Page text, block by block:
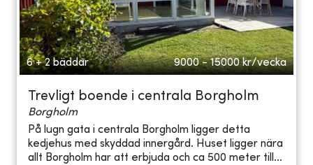
6 + 2 bäddar 9000 - 15000 kr/vecka
Trevligt boende i centrala Borgholm
Borgholm
På lugn gata i centrala Borgholm ligger detta
kedjehus med skyddad innergård. Huset ligger nära
allt Borgholm har att erbjuda och ca 500 meter till...